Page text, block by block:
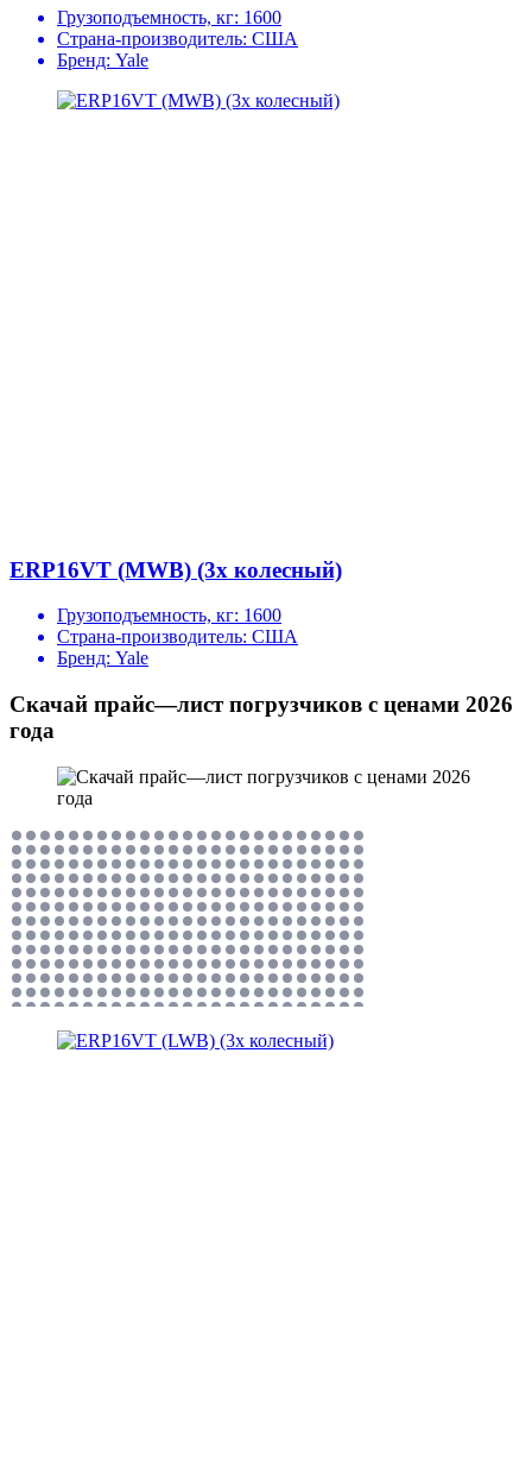
Грузоподъемность, кг: 1600
Страна-производитель: США
Бренд: Yale
ERP16VT (MWB) (3х колесный)
Грузоподъемность, кг: 1600
Страна-производитель: США
Бренд: Yale
Скачай прайс—лист погрузчиков с ценами 2026
года